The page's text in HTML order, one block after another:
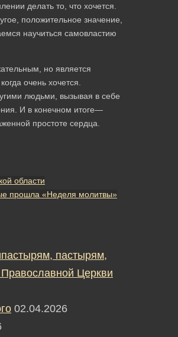
делать то, что хочется.
положительное значение,
научиться самовластию
но является
очень хочется.
людьми, вызывая в себе
И в конечном итоге—
простоте сердца.
области
прошла «Неделя молитвы»
пастырям,
Церкви
02.04.2026